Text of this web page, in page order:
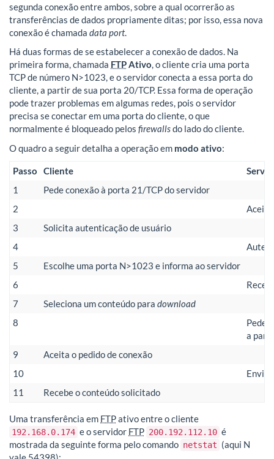
segunda conexão entre ambos, sobre a qual ocorrerão as
transferências de dados propriamente ditas; por isso, essa nova
conexão é chamada data port.
Há duas formas de se estabelecer a conexão de dados. Na
primeira forma, chamada FTPAtivo, o cliente cria uma porta
TCP de número N>1023, e o servidor conecta a essa porta do
cliente, a partir de sua porta 20/TCP. Essa forma de operação
pode trazer problemas em algumas redes, pois o servidor
precisa se conectar em uma porta do cliente, o que
normalmente é bloqueado pelos firewallsdo lado do cliente.
O quadro a seguir detalha a operação em modo ativo:
Passo Cliente
1
Pede conexão à porta 21/TCP do servidor
2
Aceita
3
Solicita autenticação de usuário
4
5
Escolhe uma porta N>1023 e informa ao servidor
6
7
Seleciona um conteúdo para download
8
Pede
a
9
Aceita o pedido de conexão
10
Envia
11
Recebe o conteúdo solicitado
Uma transferência em FTPativo entre o cliente
192.168.0.174 e o servidor FTP 200.192.112.10 é
mostrada da seguinte forma pelo comando netstat (aqui N